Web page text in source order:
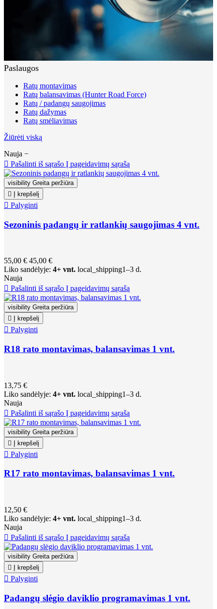
Paslaugos
Ratų montavimas
Ratų balansavimas (Hunter Road Force)
Ratų / padangų saugojimas
Ratų dažymas
Ratų smėliavimas
Žiūrėti viską
Nauja −
 Pašalinti iš sąrašo Į pageidavimų sąrašą
visibility Greita peržiūra

Į krepšelį
 Palyginti
Sezoninis padangų ir ratlankių saugojimas 4 vnt.
55,00 € 45,00 €
Liko sandėlyje: 4+ vnt. local_shipping1–3 d.
Nauja
 Pašalinti iš sąrašo Į pageidavimų sąrašą
visibility Greita peržiūra

Į krepšelį
 Palyginti
R18 rato montavimas, balansavimas 1 vnt.
13,75 €
Liko sandėlyje: 4+ vnt. local_shipping1–3 d.
Nauja
 Pašalinti iš sąrašo Į pageidavimų sąrašą
visibility Greita peržiūra
 Į krepšelį
 Palyginti
R17 rato montavimas, balansavimas 1 vnt.
12,50 €
Liko sandėlyje: 4+ vnt. local_shipping1–3 d.
Nauja
 Pašalinti iš sąrašo Į pageidavimų sąrašą
visibility Greita peržiūra

Į krepšelį
 Palyginti
Padangų slėgio daviklio programavimas 1 vnt.